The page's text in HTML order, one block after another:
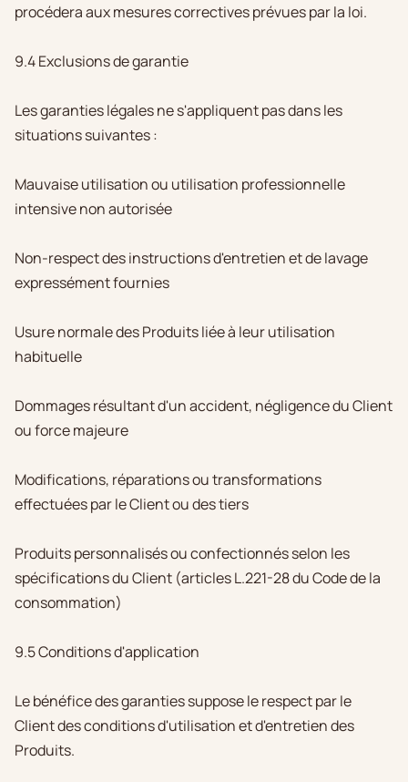
procédera aux mesures correctives prévues par la loi.
9.4 Exclusions de garantie
Les garanties légales ne s'appliquent pas dans les
situations suivantes :
Mauvaise utilisation ou utilisation professionnelle
intensive non autorisée
Non-respect des instructions d'entretien et de lavage
expressément fournies
Usure normale des Produits liée à leur utilisation
habituelle
Dommages résultant d'un accident, négligence du Client
ou force majeure
Modifications, réparations ou transformations
effectuées par le Client ou des tiers
Produits personnalisés ou confectionnés selon les
spécifications du Client (articles L.221-28 du Code de la
consommation)
9.5 Conditions d'application
Le bénéfice des garanties suppose le respect par le
Client des conditions d'utilisation et d'entretien des
Produits.